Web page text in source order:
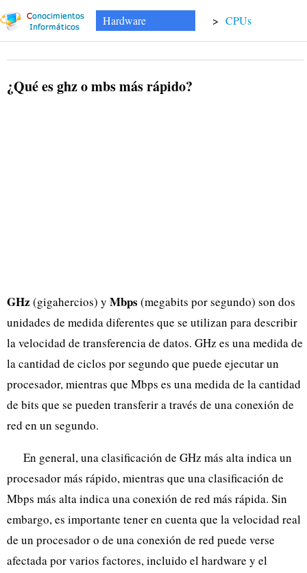
Hardware > CPUs
¿Qué es ghz o mbs más rápido?
GHz (gigahercios) y Mbps (megabits por segundo) son dos
unidades de medida diferentes que se utilizan para describir
la velocidad de transferencia de datos. GHz es una medida de
la cantidad de ciclos por segundo que puede ejecutar un
procesador, mientras que Mbps es una medida de la cantidad
de bits que se pueden transferir a través de una conexión de
red en un segundo.
En general, una clasificación de GHz más alta indica un
procesador más rápido, mientras que una clasificación de
Mbps más alta indica una conexión de red más rápida. Sin
embargo, es importante tener en cuenta que la velocidad real
de un procesador o de una conexión de red puede verse
afectada por varios factores, incluido el hardware y el